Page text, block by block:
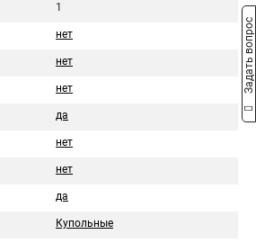
1
нет
нет
нет
да
нет
нет
да
Купольные
Задать вопрос